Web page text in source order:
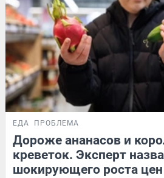
ЕДА ПРОБЛЕМА
Дороже ананасов и
креветок. Эксперт
шокирующего роста